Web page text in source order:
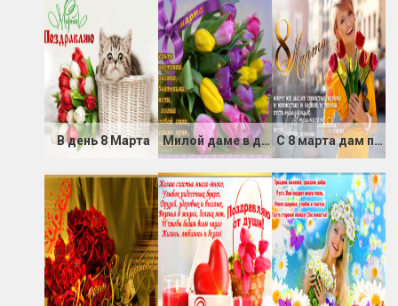
В день 8 Марта Милой даме в день 8 Марта С 8 марта дам прекрасных